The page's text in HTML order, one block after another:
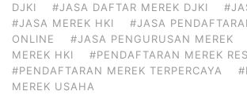
DJKI
#JASA DAFTAR MEREK DJKI
#JASA MEREK HKI
#JASA
ONLINE
#JASA PENGURUSAN MEREK
MEREK HKI
#PENDAFTARAN MEREK
#PENDAFTARAN MEREK TERPERCAYA
MEREK USAHA